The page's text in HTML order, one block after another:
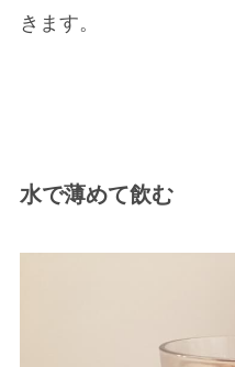
きます。
水で薄めて飲む